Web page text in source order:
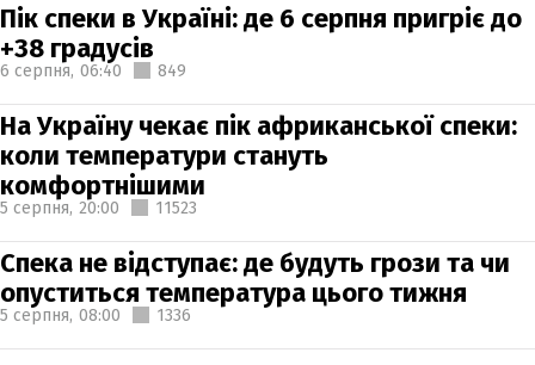
Пік спеки в Україні: де 6 серпня пригріє до
+38 градусів
6 серпня, 06:40 849
На Україну чекає пік африканської спеки:
коли температури стануть
комфортнішими
5 серпня, 20:00 11523
Спека не відступає: де будуть грози та чи
опуститься температура цього тижня
5 серпня, 08:00 1336